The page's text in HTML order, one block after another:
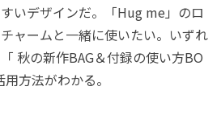
いデザインだ。「Hug me」のロ
ャームと一緒に使いたい。いずれ
秋の新作BAG＆付録の使い方BO
方法がわかる。